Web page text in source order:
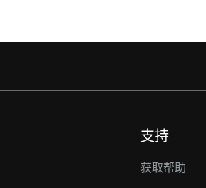
支持
获取帮助